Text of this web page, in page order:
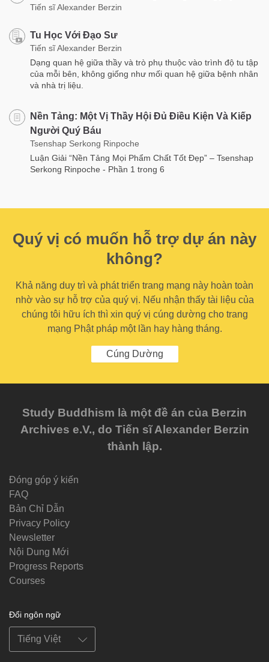
Tiến sĩ Alexander Berzin
Tu Học Với Đạo Sư
Tiến sĩ Alexander Berzin
Dạng quan hệ giữa thầy và trò phụ thuộc vào trình độ tu tập
của mỗi bên, không giống như mối quan hệ giữa bệnh nhân
và nhà trị liệu.
Nền Tảng: Một Vị Thầy Hội Đủ Điều Kiện Và Kiếp
Người Quý Báu
Tsenshap Serkong Rinpoche
Luận Giải “Nền Tảng Mọi Phẩm Chất Tốt Đẹp” – Tsenshap
Serkong Rinpoche - Phần 1 trong 6
Quý vị có muốn hỗ trợ dự án này
không?
Khả năng duy trì và phát triển trang mạng này hoàn toàn
nhờ vào sự hỗ trợ của quý vị. Nếu nhận thấy tài liệu của
chúng tôi hữu ích thì xin quý vị cúng dường cho trang
mạng Phật pháp một lần hay hàng tháng.
Cúng Dường
Study Buddhism là một đề án của Berzin
Archives e.V., do Tiến sĩ Alexander Berzin
thành lập.
Đóng góp ý kiến
FAQ
Bản Chỉ Dẫn
Privacy Policy
Newsletter
Nội Dung Mới
Progress Reports
Courses
Đổi ngôn ngữ